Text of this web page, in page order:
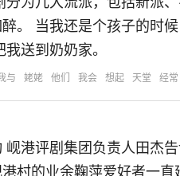
。 当我还是个孩子的时
送到奶奶家。
与 姥姥 他们 我会 想起 天堂 经常
港评剧集团负责人田杰
村的业余鞠萍爱好者一